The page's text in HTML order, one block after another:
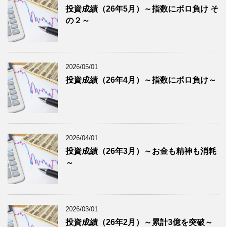
投資成績（26年5月）～指数にボロ負け そ
の２～
2026/05/01
投資成績（26年4月）～指数にボロ負け～
2026/04/01
投資成績（26年3月）～お金も精神も消耗
～
2026/03/01
投資成績（26年2月）～累計3億を突破～